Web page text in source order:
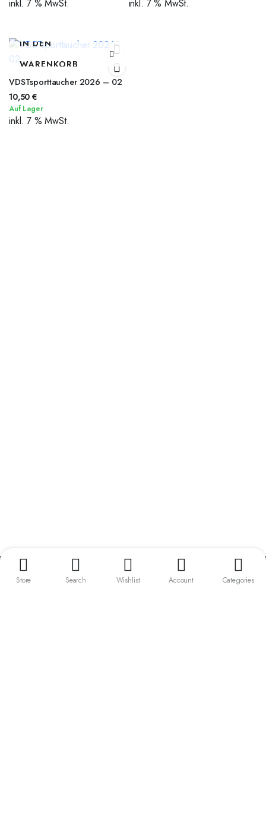
inkl. 7 % MwSt. inkl. 7 % MwSt.
IN DEN
WARENKORB
VDSTsporttaucher 2026 – 02
10,50€
Auf Lager
inkl. 7 % MwSt.
vdstsporttaucher.de
Store Search Wishlist Account Categories